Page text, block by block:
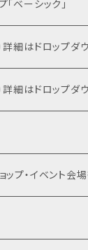
・宿泊関連
ベーシック」
詳細はドロップダ
詳細はドロップダ
山）
沢市）
ップ・イベント会